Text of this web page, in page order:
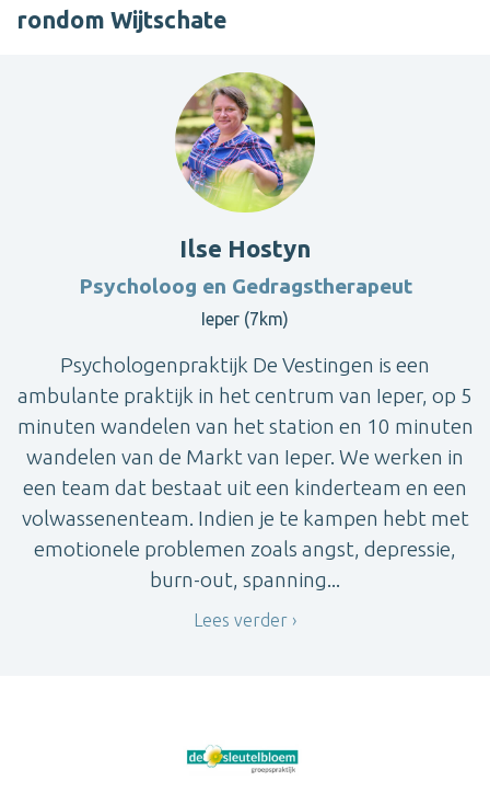
rondom Wijtschate
Ilse Hostyn
Psycholoog en Gedragstherapeut
Ieper (7km)
Psychologenpraktijk De Vestingen is een
ambulante praktijk in het centrum van Ieper, op 5
minuten wandelen van het station en 10 minuten
wandelen van de Markt van Ieper. We werken in
een team dat bestaat uit een kinderteam en een
volwassenenteam. Indien je te kampen hebt met
emotionele problemen zoals angst, depressie,
burn-out, spanning...
Lees verder